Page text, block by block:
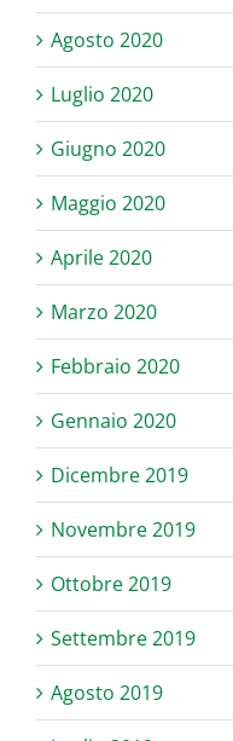
Agosto 2020
Luglio 2020
Giugno 2020
Maggio 2020
Aprile 2020
Marzo 2020
Febbraio 2020
Gennaio 2020
Dicembre 2019
Novembre 2019
Ottobre 2019
Settembre 2019
Agosto 2019